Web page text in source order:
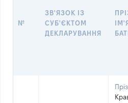
№
ЗВ'ЯЗОК ІЗ
СУБ'ЄКТОМ
ДЕКЛАРУВАННЯ